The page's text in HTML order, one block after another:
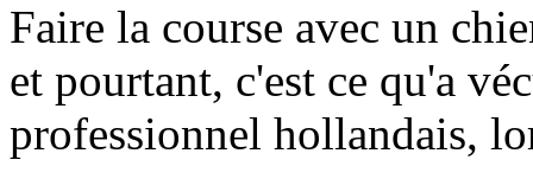
Faire la course avec un
et pourtant, c'est ce qu'a
professionnel hollandais,